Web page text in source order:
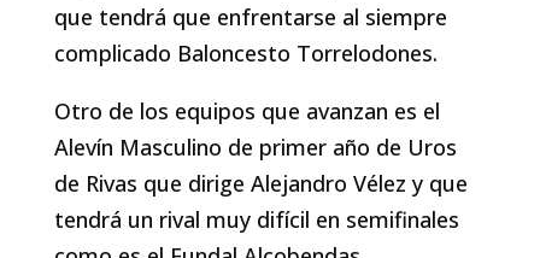
que tendrá que enfrentarse al siempre
complicado Baloncesto Torrelodones.
Otro de los equipos que avanzan es el
Alevín Masculino de primer año de Uros
de Rivas que dirige Alejandro Vélez y que
tendrá un rival muy difícil en semifinales